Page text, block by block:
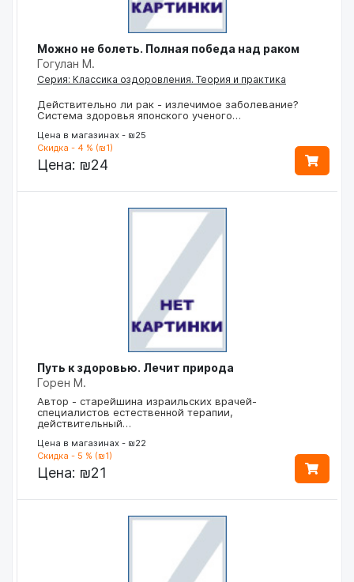
Можно не болеть. Полная победа над раком
Гогулан М.
Серия: Классика оздоровления. Теория и практика
Действительно ли рак - излечимое заболевание?
Система здоровья японского ученого…
Цена в магазинах - ₪25
Скидка - 4 % (₪1)
Цена: ₪24
Путь к здоровью. Лечит природа
Горен М.
Автор - старейшина израильских врачей-
специалистов естественной терапии,
действительный…
Цена в магазинах - ₪22
Скидка - 5 % (₪1)
Цена: ₪21